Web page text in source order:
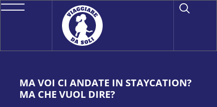
MA VOI CI ANDATE IN STAYCATION?
MA CHE VUOL DIRE?